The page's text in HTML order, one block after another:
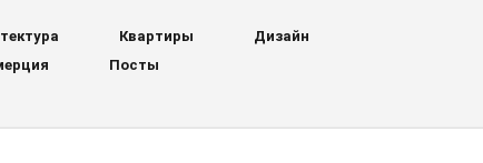
Квартиры
Дизайн
Посты